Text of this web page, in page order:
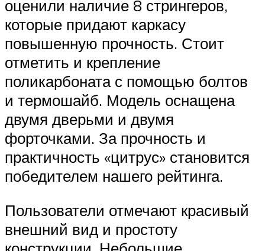
оценили наличие 8 стрингеров,
которые придают каркасу
повышенную прочность. Стоит
отметить и крепление
поликарбоната с помощью болтов
и термошайб. Модель оснащена
двумя дверьми и двумя
форточками. За прочность и
практичность «цитрус» становится
победителем нашего рейтинга.
Пользователи отмечают красивый
внешний вид и простоту